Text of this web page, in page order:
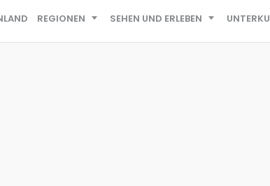
REGIONEN SEHEN UND ERLEBEN